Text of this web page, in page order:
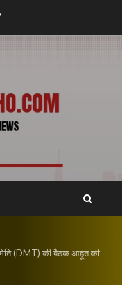
(DMT) की बैठक आहूत की